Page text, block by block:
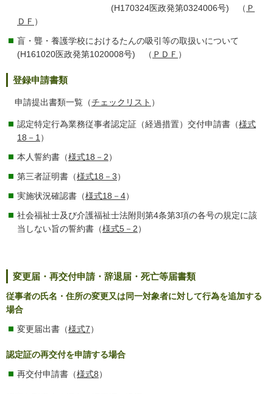
(H170324医政発第0324006号) （ Ｐ
ＤＦ ）
盲・聾・養護学校におけるたんの吸引等の取扱いについて
(H161020医政発第1020008号) （ ＰＤＦ ）
登録申請書類
申請提出書類一覧（チェックリスト ）
認定特定行為業務従事者認定証（経過措置）交付申請書（様式
18－1 ）
本人誓約書（様式18－2）
第三者証明書（様式18－3）
実施状況確認書（様式18－4）
社会福祉士及び介護福祉士法附則第4条第3項の各号の規定に該
当しない旨の誓約書（様式5－2）
変更届・再交付申請・辞退届・死亡等届書類
従事者の氏名・住所の変更又は同一対象者に対して行為を追加する
場合
変更届出書（様式7）
認定証の再交付を申請する場合
再交付申請書（様式8）